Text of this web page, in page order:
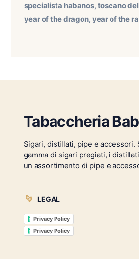
specialista habanos, toscano
year of the dragon, year of the
Tabaccheria
Sigari, distillati, pipe e accessori.
gamma di sigari pregiati, i
un assortimento di pipe e
LEGAL
Privacy Policy
Privacy Policy